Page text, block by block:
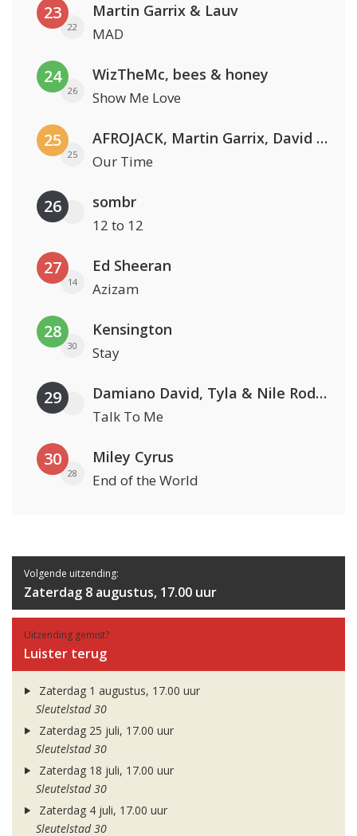
23
22
Martin Garrix & Lauv
MAD
24
26
WizTheMc, bees & honey
Show Me Love
25
25
AFROJACK, Martin Garrix, David Guetta & Amél
Our Time
26 sombr
12 to 12
27
14
Ed Sheeran
Azizam
28
30
Kensington
Stay
29 Damiano David, Tyla & Nile Rodgers
Talk To Me
30
28
Miley Cyrus
End of the World
Volgende uitzending:
Zaterdag 8 augustus, 17.00 uur
Uitzending gemist?
Luister terug
Zaterdag 1 augustus, 17.00 uur
Sleutelstad 30
Zaterdag 25 juli, 17.00 uur
Sleutelstad 30
Zaterdag 18 juli, 17.00 uur
Sleutelstad 30
Zaterdag 4 juli, 17.00 uur
Sleutelstad 30